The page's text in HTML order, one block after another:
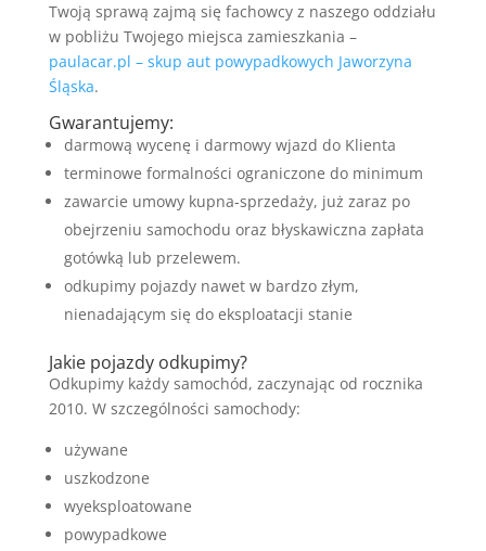
Twoją sprawą zajmą się fachowcy z naszego oddziału
w pobliżu Twojego miejsca zamieszkania –
paulacar.pl – skup aut powypadkowych Jaworzyna
Śląska.
Gwarantujemy:
darmową wycenę i darmowy wjazd do Klienta
terminowe formalności ograniczone do minimum
zawarcie umowy kupna-sprzedaży, już zaraz po
obejrzeniu samochodu oraz błyskawiczna zapłata
gotówką lub przelewem.
odkupimy pojazdy nawet w bardzo złym,
nienadającym się do eksploatacji stanie
Jakie pojazdy odkupimy?
Odkupimy każdy samochód, zaczynając od rocznika
2010. W szczególności samochody:
używane
uszkodzone
wyeksploatowane
powypadkowe